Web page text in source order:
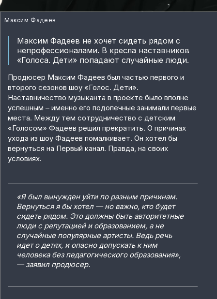
Максим Фадеев
Максим Фадеев не хочет сидеть рядом с
непрофессионалами. В кресла наставников
«Голоса. Дети» попадают случайные люди.
Продюсер Максим Фадеев был частью первого и
второго сезонов шоу «Голос. Дети».
Наставничество музыканта в проекте было вполне
успешным – именно его подопечные занимали первые
места. Между тем сотрудничество с детским
«Голосом» Фадеев решил прекратить. О причинах
ухода из шоу Фадеев помалкивает. Он хотел бы
вернуться на Первый канал. Правда, на своих
условиях.
«Я был вынужден уйти по разным причинам.
Вернуться я бы хотел — но важно, кто будет
сидеть рядом. Это должны быть авторитетные
люди с репутацией и образованием, а не
случайные популярные артисты. Ведь речь
идет о детях, и опасно допускать к ним
человека без педагогического образования»,
— заявил продюсер.